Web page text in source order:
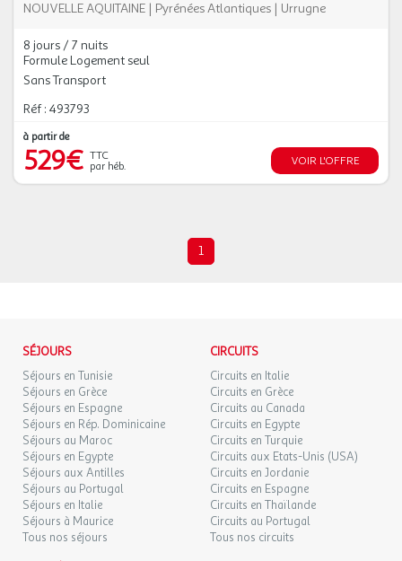
NOUVELLE AQUITAINE | Pyrénées Atlantiques | Urrugne
8 jours / 7 nuits
Formule Logement seul
Sans Transport
Réf : 493793
à partir de
529€ TTC
par héb.
VOIR L'OFFRE
1
SÉJOURS
Séjours en Tunisie
Séjours en Grèce
Séjours en Espagne
Séjours en Rép. Dominicaine
Séjours au Maroc
Séjours en Egypte
Séjours aux Antilles
Séjours au Portugal
Séjours en Italie
Séjours à Maurice
Tous nos séjours
CIRCUITS
Circuits en Italie
Circuits en Grèce
Circuits au Canada
Circuits en Egypte
Circuits en Turquie
Circuits aux Etats-Unis (USA)
Circuits en Jordanie
Circuits en Espagne
Circuits en Thaïlande
Circuits au Portugal
Tous nos circuits